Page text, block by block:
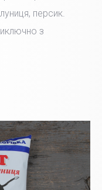
персик.
з